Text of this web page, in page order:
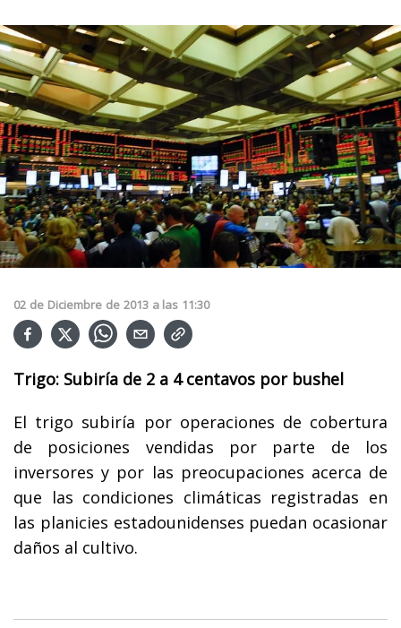
02 de Diciembre de 2013 a las 11:30
Trigo: Subiría de 2 a 4 centavos por bushel
El trigo subiría por operaciones de cobertura
de posiciones vendidas por parte de los
inversores y por las preocupaciones acerca de
que las condiciones climáticas registradas en
las planicies estadounidenses puedan ocasionar
daños al cultivo.